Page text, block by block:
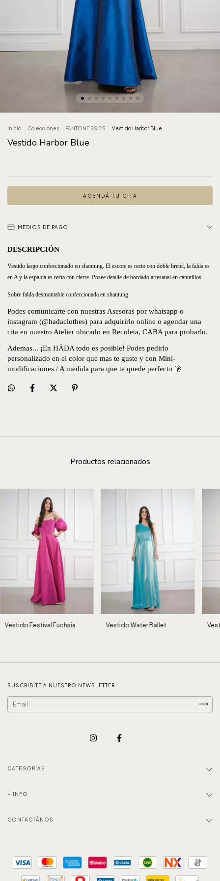
Inicio Colecciones PANTONE SS´25 Vestido Harbor Blue
Vestido Harbor Blue
AGENDÁ TU CITA
MEDIOS DE PAGO
DESCRIPCIÓN
Vestido largo confeccionado en shantung. El escote es recto con doble bretel, la falda es
en A y la espalda es recta con cierre. Posee detalle de bordado artesanal en canutillos.
Sobre falda desmontable confeccionada en shantung.
Podes comunicarte con nuestras Asesoras por whatsapp o
instagram (@hadaclothes) para adquirirlo online o agendar una
cita en nuestro Atelier ubicado en Recoleta, CABA para probarlo.
Ademas... ¡En HÄDA todo es posible! Podes pedirlo
personalizado en el color que mas te guste y con Mini-
modificaciones / A medida para que te quede perfecto 🧚
Productos relacionados
Vestido Festival Fuchsia Vestido Water Ballet
SUSCRIBITE A NUESTRO NEWSLETTER
CATEGORÍAS
+ INFO
CONTACTÁNOS